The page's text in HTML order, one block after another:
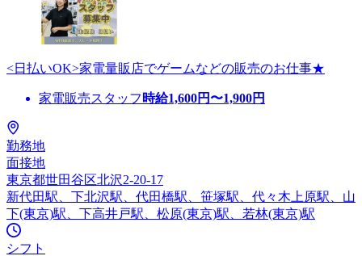
<日払いOK>家電量販店でゲームなどの販売のお仕事★
家電販売スタッフ 時給1,600円〜1,900円
勤務地
面接地
東京都世田谷区北沢2-20-17
新代田駅、下北沢駅、代田橋駅、笹塚駅、代々木上原駅、山
下(東京)駅、下高井戸駅、松原(東京)駅、若林(東京)駅
シフト